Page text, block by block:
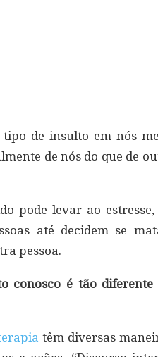
de insulto em nós
de nós do que de
pode levar ao estresse,
até decidem se
pessoa.
conosco é tão diferente
têm diversas